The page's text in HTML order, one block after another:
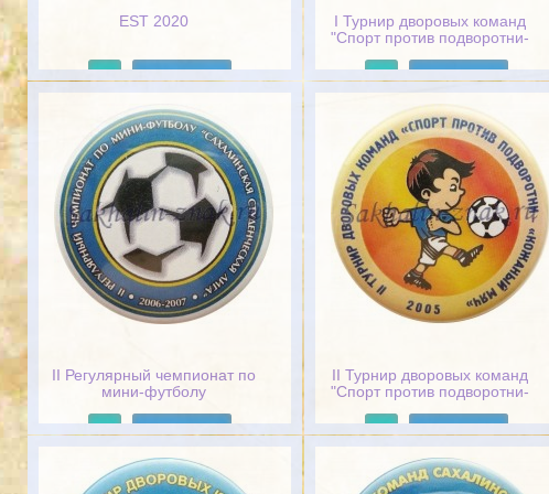
EST 2020
I Турнир дворовых команд
"Спорт против подворотни-
II Регулярный чемпионат по
мини-футболу
лига". 2006-2007гг.
II Турнир дворовых команд
"Спорт против подворотни-